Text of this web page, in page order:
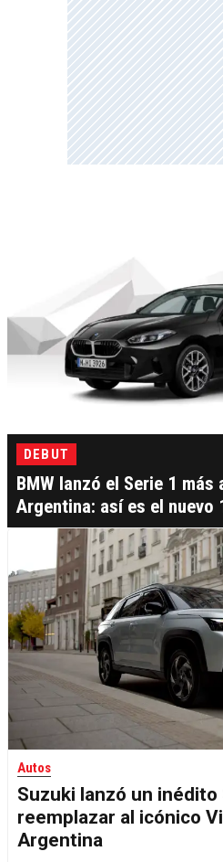
DEBUT
BMW lanzó el Serie 1 más
Argentina: así es el nuevo
Autos
Suzuki lanzó un inédito
reemplazar al icónico
Argentina